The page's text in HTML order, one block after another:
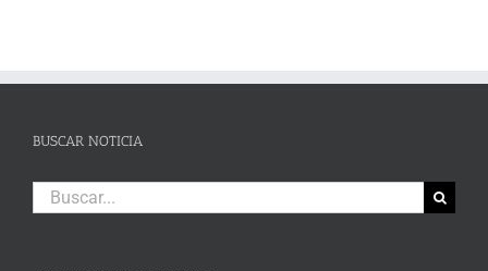
BUSCAR NOTICIA
Buscar: